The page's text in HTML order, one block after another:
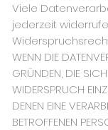
Viele
jederzeit
WENN DIE
GRÜNDEN, DIE
WIDERSPRUCH
DENEN EINE
BETROFFENEN